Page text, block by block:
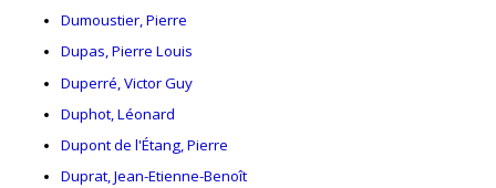
Dumoustier, Pierre
Dupas, Pierre Louis
Duperré, Victor Guy
Duphot, Léonard
Dupont de l'Étang, Pierre
Duprat, Jean-Etienne-Benoît